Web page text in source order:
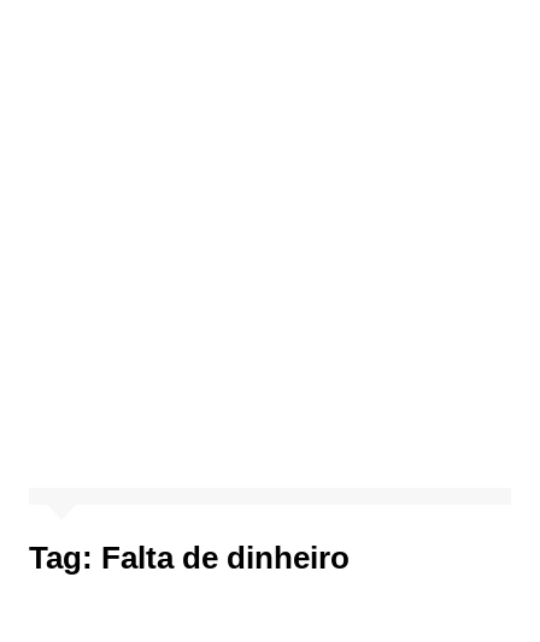
Tag: Falta de dinheiro